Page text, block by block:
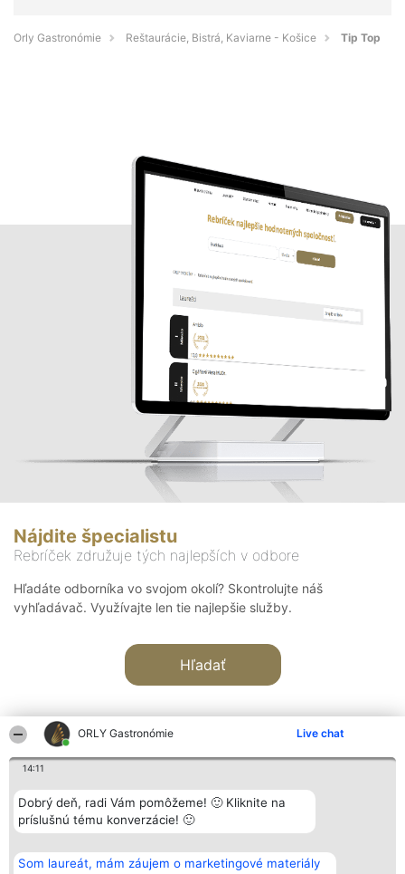
ORLY Gastronómie Live chat
14:11
Dobrý deň, radi Vám pomôžeme! 🙂 Kliknite na
príslušnú tému konverzácie! 🙂
Som laureát, mám záujem o marketingové materiály
Orly Gastronómie Reštaurácie, Bistrá, Kaviarne - Košice Tip Top
Nájdite špecialistu
Rebríček združuje tých najlepších v odbore
Hľadáte odborníka vo svojom okolí? Skontrolujte náš
vyhľadávač. Využívajte len tie najlepšie služby.
Hľadať
Organizátor hodnotenia
Bright Side Solutions sp. z o.
o. sp. k.
Wrocław 50-079
KRS 0000749100 | Regon
Hodnotenie
Laureáti
Lista
Laureatów
Podmienky
Kontakt
Kontakt